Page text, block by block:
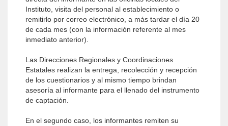
Instituto, visita del personal al establecimiento o
remitirlo por correo electrónico, a más tardar el día 20
de cada mes (con la información referente al mes
inmediato anterior).
Las Direcciones Regionales y Coordinacio­nes
Estatales realizan la entrega, recolección y recepción
de los cuestionarios y al mismo tiempo brindan
asesoría al informante para el llenado del instrumento
de captación.
En el segundo caso, los informantes remiten su